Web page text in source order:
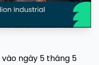
ngày 5 tháng 5